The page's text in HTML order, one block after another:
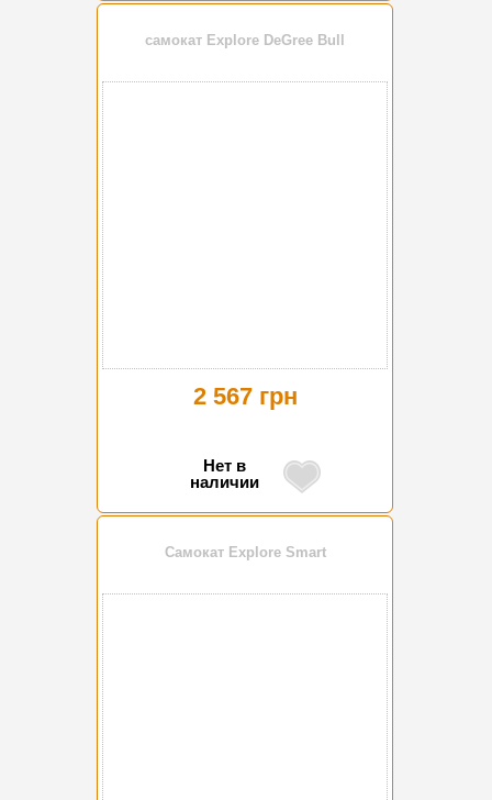
самокат Explore DeGree Bull
2 567 грн
Нет в
наличии
Самокат Explore Smart